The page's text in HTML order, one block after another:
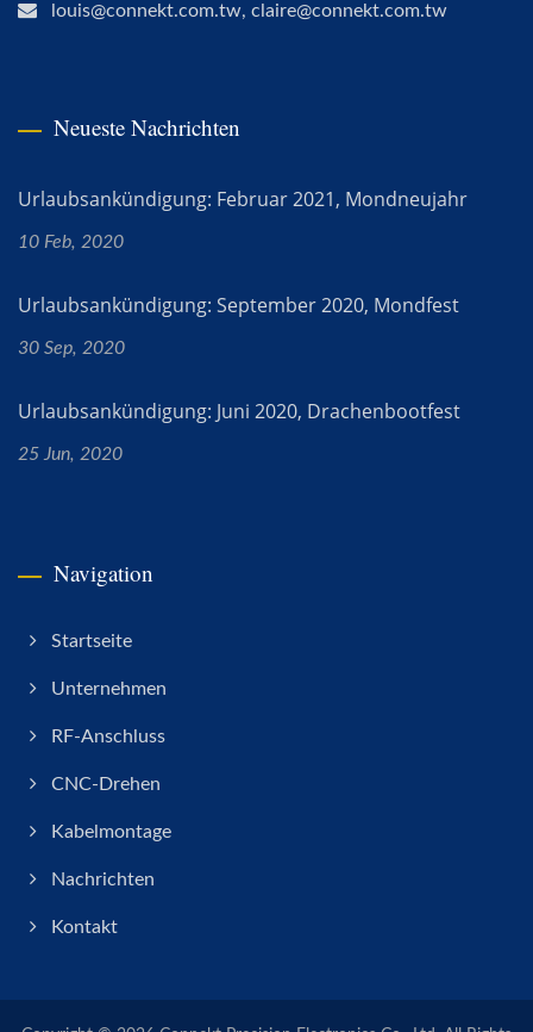
louis@connekt.com.tw, claire@connekt.com.tw
Neueste Nachrichten
Urlaubsankündigung: Februar 2021, Mondneujahr
10 Feb, 2020
Urlaubsankündigung: September 2020, Mondfest
30 Sep, 2020
Urlaubsankündigung: Juni 2020, Drachenbootfest
25 Jun, 2020
Navigation
Startseite
Unternehmen
RF-Anschluss
CNC-Drehen
Kabelmontage
Nachrichten
Kontakt